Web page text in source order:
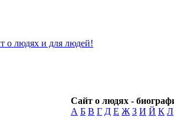
Сайт о людях -
А Б В Г Д Е Ж З И Й К Л